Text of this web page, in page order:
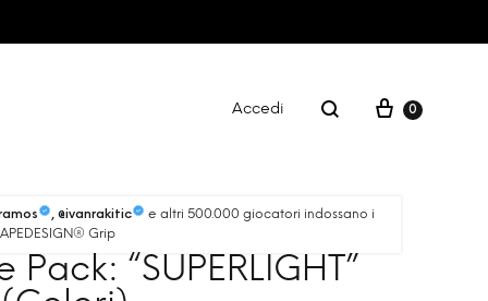
Accedi 0
, @ivanrakitic
e altri 500.000 giocatori indossano i
Grip
Pack: “SUPERLIGHT”